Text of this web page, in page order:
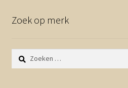
Zoek op merk
Zoeken
naar: